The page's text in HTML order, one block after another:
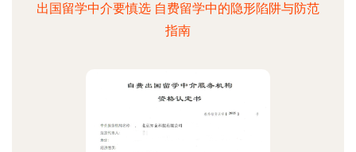
出国留学中介要慎选 自费留学中的隐形陷阱与防范
指南